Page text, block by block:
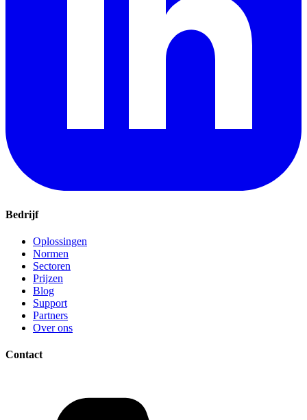
Bedrijf
Oplossingen
Normen
Sectoren
Prijzen
Blog
Support
Partners
Over ons
Contact